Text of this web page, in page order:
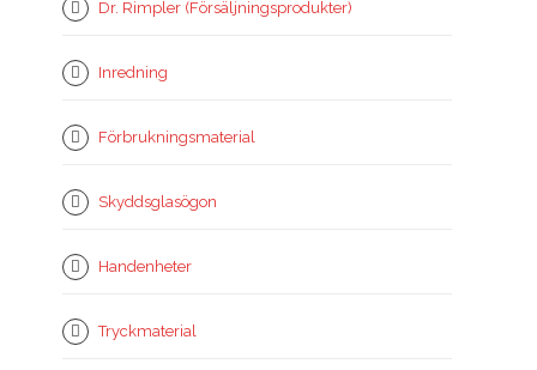
Dr. Rimpler (Försäljningsprodukter)
Inredning
Förbrukningsmaterial
Skyddsglasögon
Handenheter
Tryckmaterial